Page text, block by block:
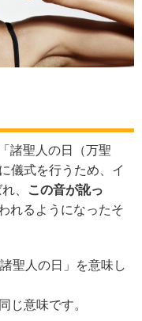
諸聖人の日（万聖
儀式を行うため、イ
、
この音が訛っ
れるようになったそ
聖人の日」を意味し
意味です。